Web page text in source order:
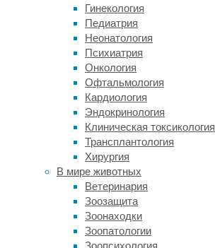
Гинекология
Педиатрия
Неонатология
Психиатрия
Онкология
Офтальмология
Кардиология
Эндокринология
Клиническая токсикология
Трансплантология
Хирургия
В мире животных
Ветеринария
Зоозащита
Зоонаходки
Зоопатологии
Зоопсихология
сапе
все
учатся
довольно
быстро.
Такой
активности
свежем
воздухе
считается
универсальным.
Кататься